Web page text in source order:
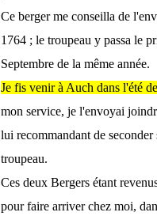
Ce berger me conseilla de
1764 ; le troupeau y passa le
Septembre de la même année.
Je fis venir à Auch dans l'été de
mon service, je l'envoyai
lui recommandant de
troupeau.
Ces deux Bergers étant
pour faire arriver chez moi,